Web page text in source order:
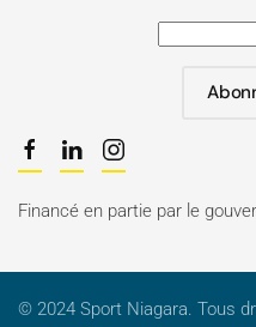
Financé en partie par le
© 2024 Sport Niagara. Tous